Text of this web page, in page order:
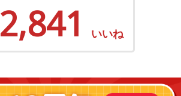
2,841 いいね